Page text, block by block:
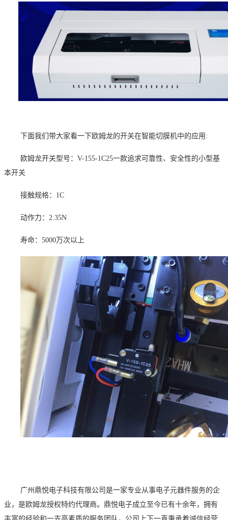
下面我们带大家看一下欧姆龙的开关在智能切膜机中的应用:
欧姆龙开关型号： V-155-1C25一款追求可靠性、安全性的小型基
本开关
接触规格： 1C
动作力： 2.35N
寿命： 5000万次以上
广州鼎悦电子科技有限公司是一家专业从事电子元器件服务的企
业，是欧姆龙授权特约代理商。鼎悦电子成立至今已有十余年，拥有